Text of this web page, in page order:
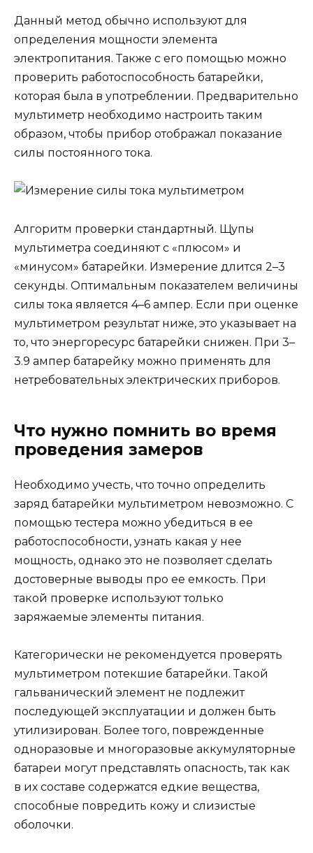
Данный метод обычно используют для
определения мощности элемента
электропитания. Также с его помощью можно
проверить работоспособность батарейки,
которая была в употреблении. Предварительно
мультиметр необходимо настроить таким
образом, чтобы прибор отображал показание
силы постоянного тока.
Алгоритм проверки стандартный. Щупы
мультиметра соединяют с «плюсом» и
«минусом» батарейки. Измерение длится 2–3
секунды. Оптимальным показателем величины
силы тока является 4–6 ампер. Если при оценке
мультиметром результат ниже, это указывает на
то, что энергоресурс батарейки снижен. При 3–
3.9 ампер батарейку можно применять для
нетребовательных электрических приборов.
Что нужно помнить во время
проведения замеров
Необходимо учесть, что точно определить
заряд батарейки мультиметром невозможно. С
помощью тестера можно убедиться в ее
работоспособности, узнать какая у нее
мощность, однако это не позволяет сделать
достоверные выводы про ее емкость. При
такой проверке используют только
заряжаемые элементы питания.
Категорически не рекомендуется проверять
мультиметром потекшие батарейки. Такой
гальванический элемент не подлежит
последующей эксплуатации и должен быть
утилизирован. Более того, поврежденные
одноразовые и многоразовые аккумуляторные
батареи могут представлять опасность, так как
в их составе содержатся едкие вещества,
способные повредить кожу и слизистые
оболочки.